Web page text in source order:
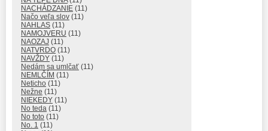
NACHÁDZANIE (11)
Načo veľa slov (11)
NAHLAS (11)
NAMOJVERU (11)
NAOZAJ (11)
NATVRDO (11)
NAVŽDY (11)
Nedám sa umlčať (11)
NEMLČÍM (11)
Neticho (11)
Nežne (11)
NIEKEDY (11)
No teda (11)
No toto (11)
No. 1 (11)